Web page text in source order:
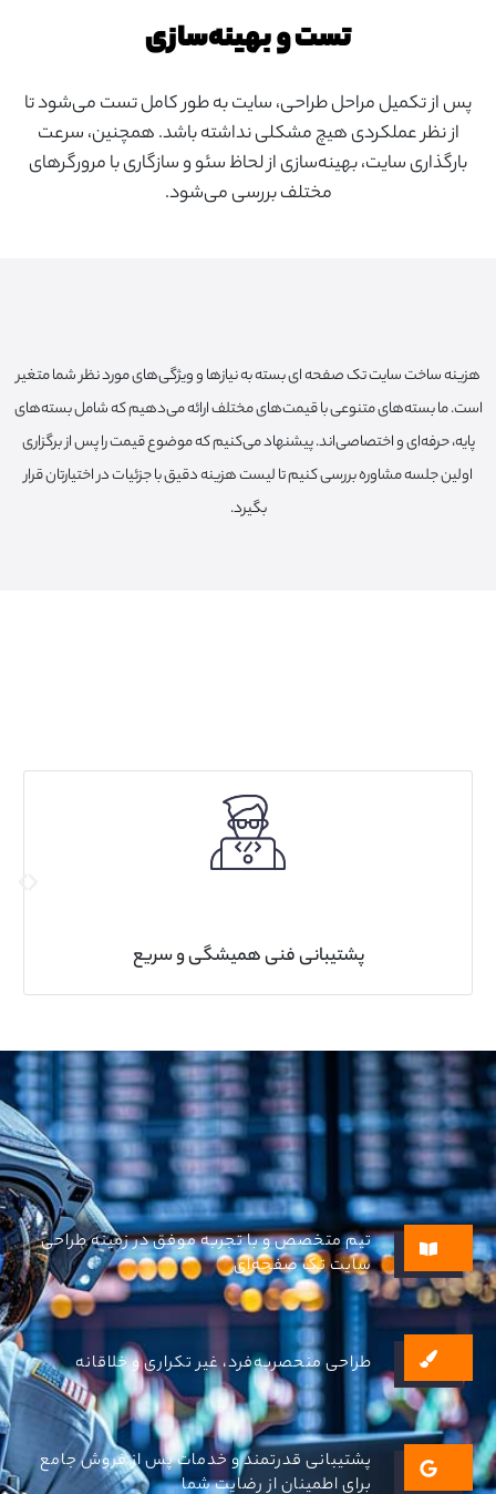
تست و بهینه‌سازی
پس از تکمیل مراحل طراحی، سایت به طور کامل تست می‌شود تا
از نظر عملکردی هیچ مشکلی نداشته باشد. همچنین، سرعت
بارگذاری سایت، بهینه‌سازی از لحاظ سئو و سازگاری با مرورگرهای
مختلف بررسی می‌شود.
هزینه ساخت سایت تک صفحه ای بسته به نیازها و ویژگی‌های مورد نظر شما متغیر
است. ما بسته‌های متنوعی با قیمت‌های مختلف ارائه می‌دهیم که شامل بسته‌های
پایه، حرفه‌ای و اختصاصی‌اند. پیشنهاد می‌کنیم که موضوع قیمت را پس از برگزاری
اولین جلسه مشاوره بررسی کنیم تا لیست هزینه دقیق با جزئیات در اختیارتان قرار
بگیرد.
پشتیبانی فنی همیشگی و سریع
تیم متخصص و با تجربه موفق در زمینه طراحی
سایت تک صفحه‌ای
طراحی منحصربه‌فرد، غیر تکراری و خلاقانه
پشتیبانی قدرتمند و خدمات پس از فروش جامع
برای اطمینان از رضایت شما